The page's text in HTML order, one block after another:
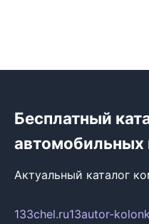
Бесплатный
автомобильных
Актуальный каталог
133chel.ru13autor-